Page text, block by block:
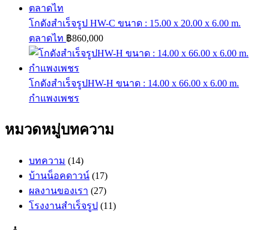
โกดังสำเร็จรูป HW-C ขนาด : 15.00 x 20.00 x 6.00 m.
ตลาดไท ฿860,000
โกดังสำเร็จรูปHW-H ขนาด : 14.00 x 66.00 x 6.00 m.
กำแพงเพชร
หมวดหมู่บทความ
บทความ (14)
บ้านน็อคดาวน์ (17)
ผลงานของเรา (27)
โรงงานสำเร็จรูป (11)